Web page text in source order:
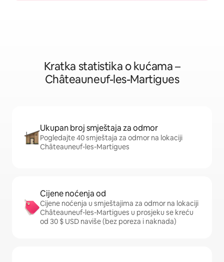
Kratka statistika o kućama –
Châteauneuf-les-Martigues
Ukupan broj smještaja za odmor
Pogledajte 40 smještaja za odmor na lokaciji
Châteauneuf-les-Martigues
Cijene noćenja od
Cijene noćenja u smještajima za odmor na lokaciji
Châteauneuf-les-Martigues u prosjeku se kreću
od 30 $ USD naviše (bez poreza i naknada)